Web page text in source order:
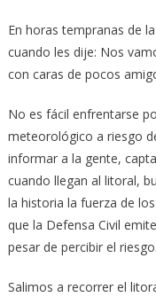
En horas tempranas de
cuando les dije: Nos
con caras de pocos
No es fácil enfrentarse
meteorológico a riesgo
informar a la gente,
cuando llegan al litoral,
la historia la fuerza de
que la Defensa Civil
pesar de percibir el riesgo.
Salimos a recorrer el